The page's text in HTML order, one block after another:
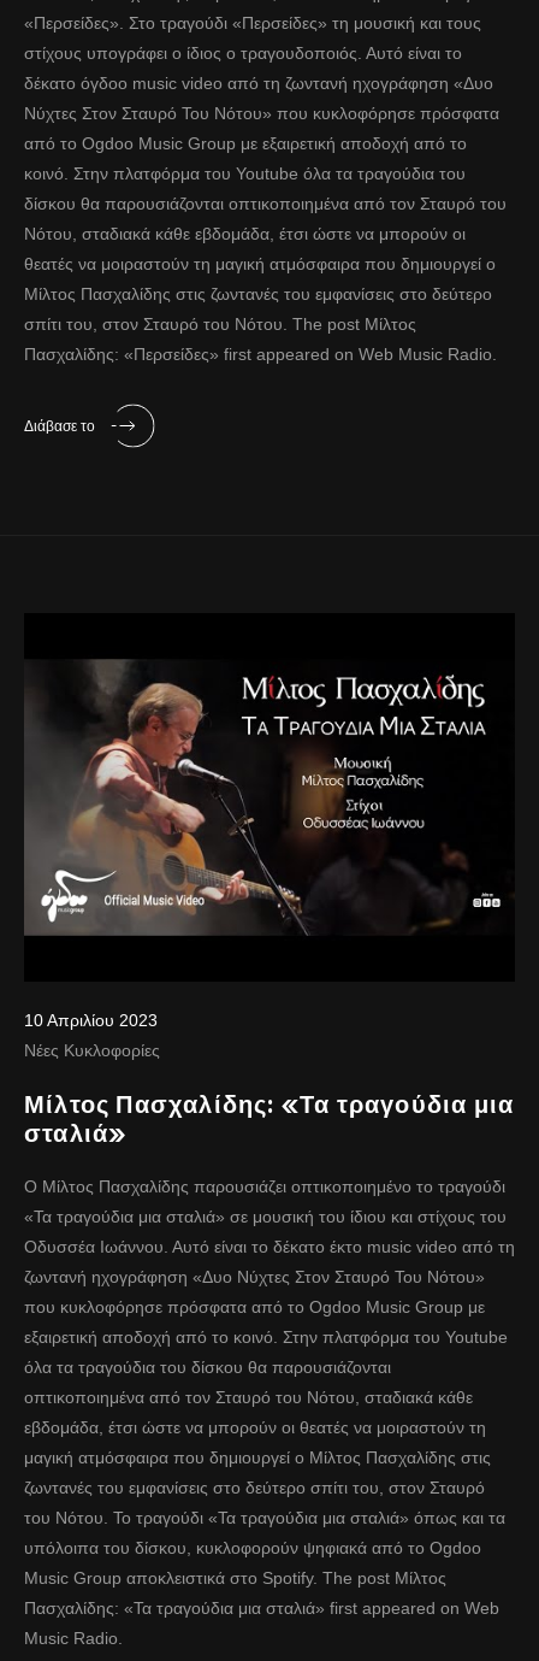
«Περσείδες». Στο τραγούδι «Περσείδες» τη μουσική και τους
στίχους υπογράφει ο ίδιος ο τραγουδοποιός. Αυτό είναι το
δέκατο όγδοο music video από τη ζωντανή ηχογράφηση «Δυο
Νύχτες Στον Σταυρό Του Νότου» που κυκλοφόρησε πρόσφατα
από το Ogdoo Music Group με εξαιρετική αποδοχή από το
κοινό. Στην πλατφόρμα του Youtube όλα τα τραγούδια του
δίσκου θα παρουσιάζονται οπτικοποιημένα από τον Σταυρό του
Νότου, σταδιακά κάθε εβδομάδα, έτσι ώστε να μπορούν οι
θεατές να μοιραστούν τη μαγική ατμόσφαιρα που δημιουργεί ο
Μίλτος Πασχαλίδης στις ζωντανές του εμφανίσεις στο δεύτερο
σπίτι του, στον Σταυρό του Νότου. The post Μίλτος
Πασχαλίδης: «Περσείδες» first appeared on Web Music Radio.
Διάβασε το
10 Απριλίου 2023
Νέες Κυκλοφορίες
Μίλτος Πασχαλίδης: «Τα τραγούδια μια
σταλιά»
Ο Μίλτος Πασχαλίδης παρουσιάζει οπτικοποιημένο το τραγούδι
«Τα τραγούδια μια σταλιά» σε μουσική του ίδιου και στίχους του
Οδυσσέα Ιωάννου. Αυτό είναι το δέκατο έκτο music video από τη
ζωντανή ηχογράφηση «Δυο Νύχτες Στον Σταυρό Του Νότου»
που κυκλοφόρησε πρόσφατα από το Ogdoo Music Group με
εξαιρετική αποδοχή από το κοινό. Στην πλατφόρμα του Youtube
όλα τα τραγούδια του δίσκου θα παρουσιάζονται
οπτικοποιημένα από τον Σταυρό του Νότου, σταδιακά κάθε
εβδομάδα, έτσι ώστε να μπορούν οι θεατές να μοιραστούν τη
μαγική ατμόσφαιρα που δημιουργεί ο Μίλτος Πασχαλίδης στις
ζωντανές του εμφανίσεις στο δεύτερο σπίτι του, στον Σταυρό
του Νότου. Το τραγούδι «Τα τραγούδια μια σταλιά» όπως και τα
υπόλοιπα του δίσκου, κυκλοφορούν ψηφιακά από το Ogdoo
Music Group αποκλειστικά στο Spotify. The post Μίλτος
Πασχαλίδης: «Τα τραγούδια μια σταλιά» first appeared on Web
Music Radio.